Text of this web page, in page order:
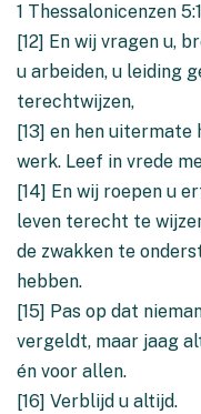
1 Thessalonicenzen
[12] En wij vragen u,
u arbeiden, u leiding
terechtwijzen,
[13] en hen
werk. Leef in vrede
[14] En wij roepen u
leven terecht te
de zwakken te
hebben.
[15] Pas op dat
vergeldt, maar jaag
én voor allen.
[16] Verblijd u altijd.